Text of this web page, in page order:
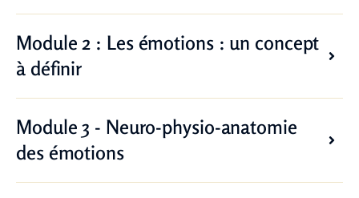
Module 2 : Les émotions : un concept
à définir
Module 3 - Neuro-physio-anatomie
des émotions